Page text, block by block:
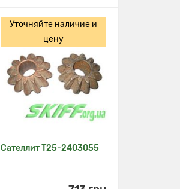
Уточняйте наличие и
цену
Сателлит Т25-2403055